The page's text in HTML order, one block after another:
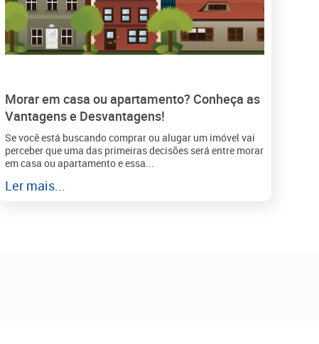
Morar em casa ou apartamento? Conheça as
Vantagens e Desvantagens!
Se você está buscando comprar ou alugar um imóvel vai
perceber que uma das primeiras decisões será entre morar
em casa ou apartamento e essa...
Ler mais...